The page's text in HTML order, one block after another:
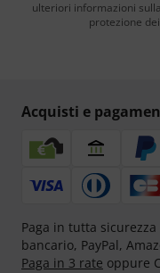
ulteriori informazioni
protezione
Acquisti e
Paga in tutta
bancario, PayPal,
Paga in 3 rate oppure